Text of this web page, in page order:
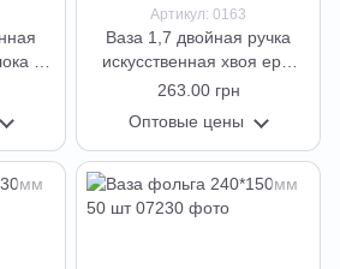
3
Артикул: 0163
Ваза 1,7 двойная ручка
искусственная хвоя ерш
черная проволока 3 кат
263.00 грн
Оптовые цены